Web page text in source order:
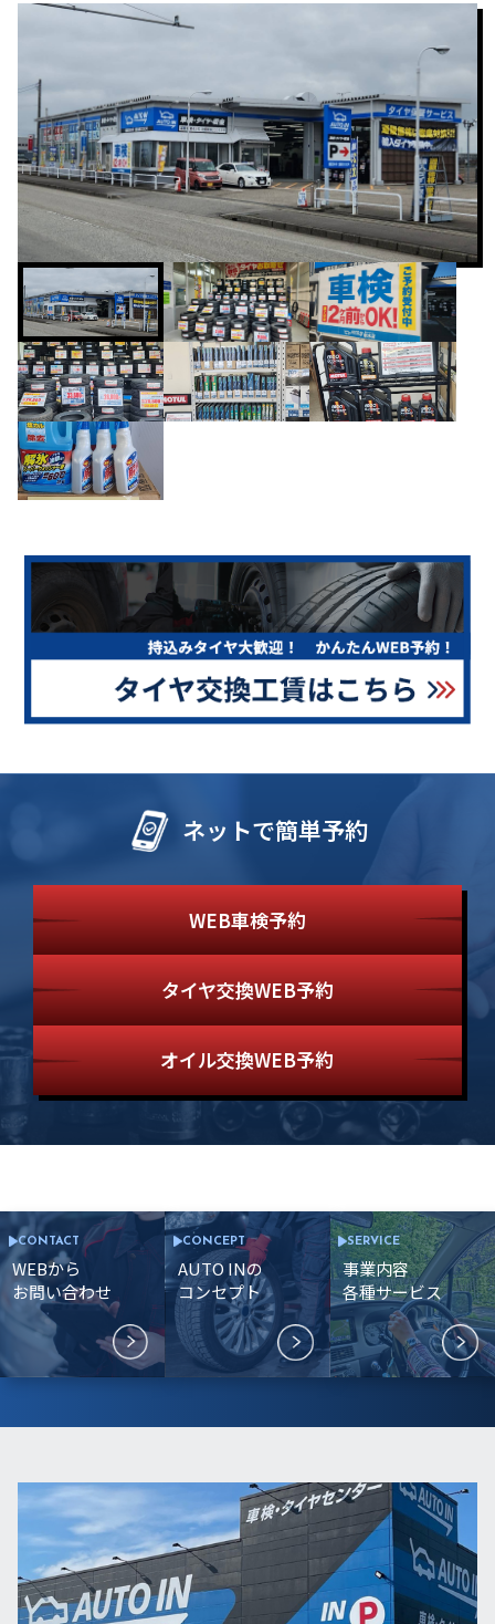
ネットで簡単予約
WEB車検予約
タイヤ交換WEB予約
オイル交換WEB予約
CONTACT
WEBから
お問い合わせ
CONCEPT
AUTO INの
コンセプト
SERVICE
事業内容
各種サービス